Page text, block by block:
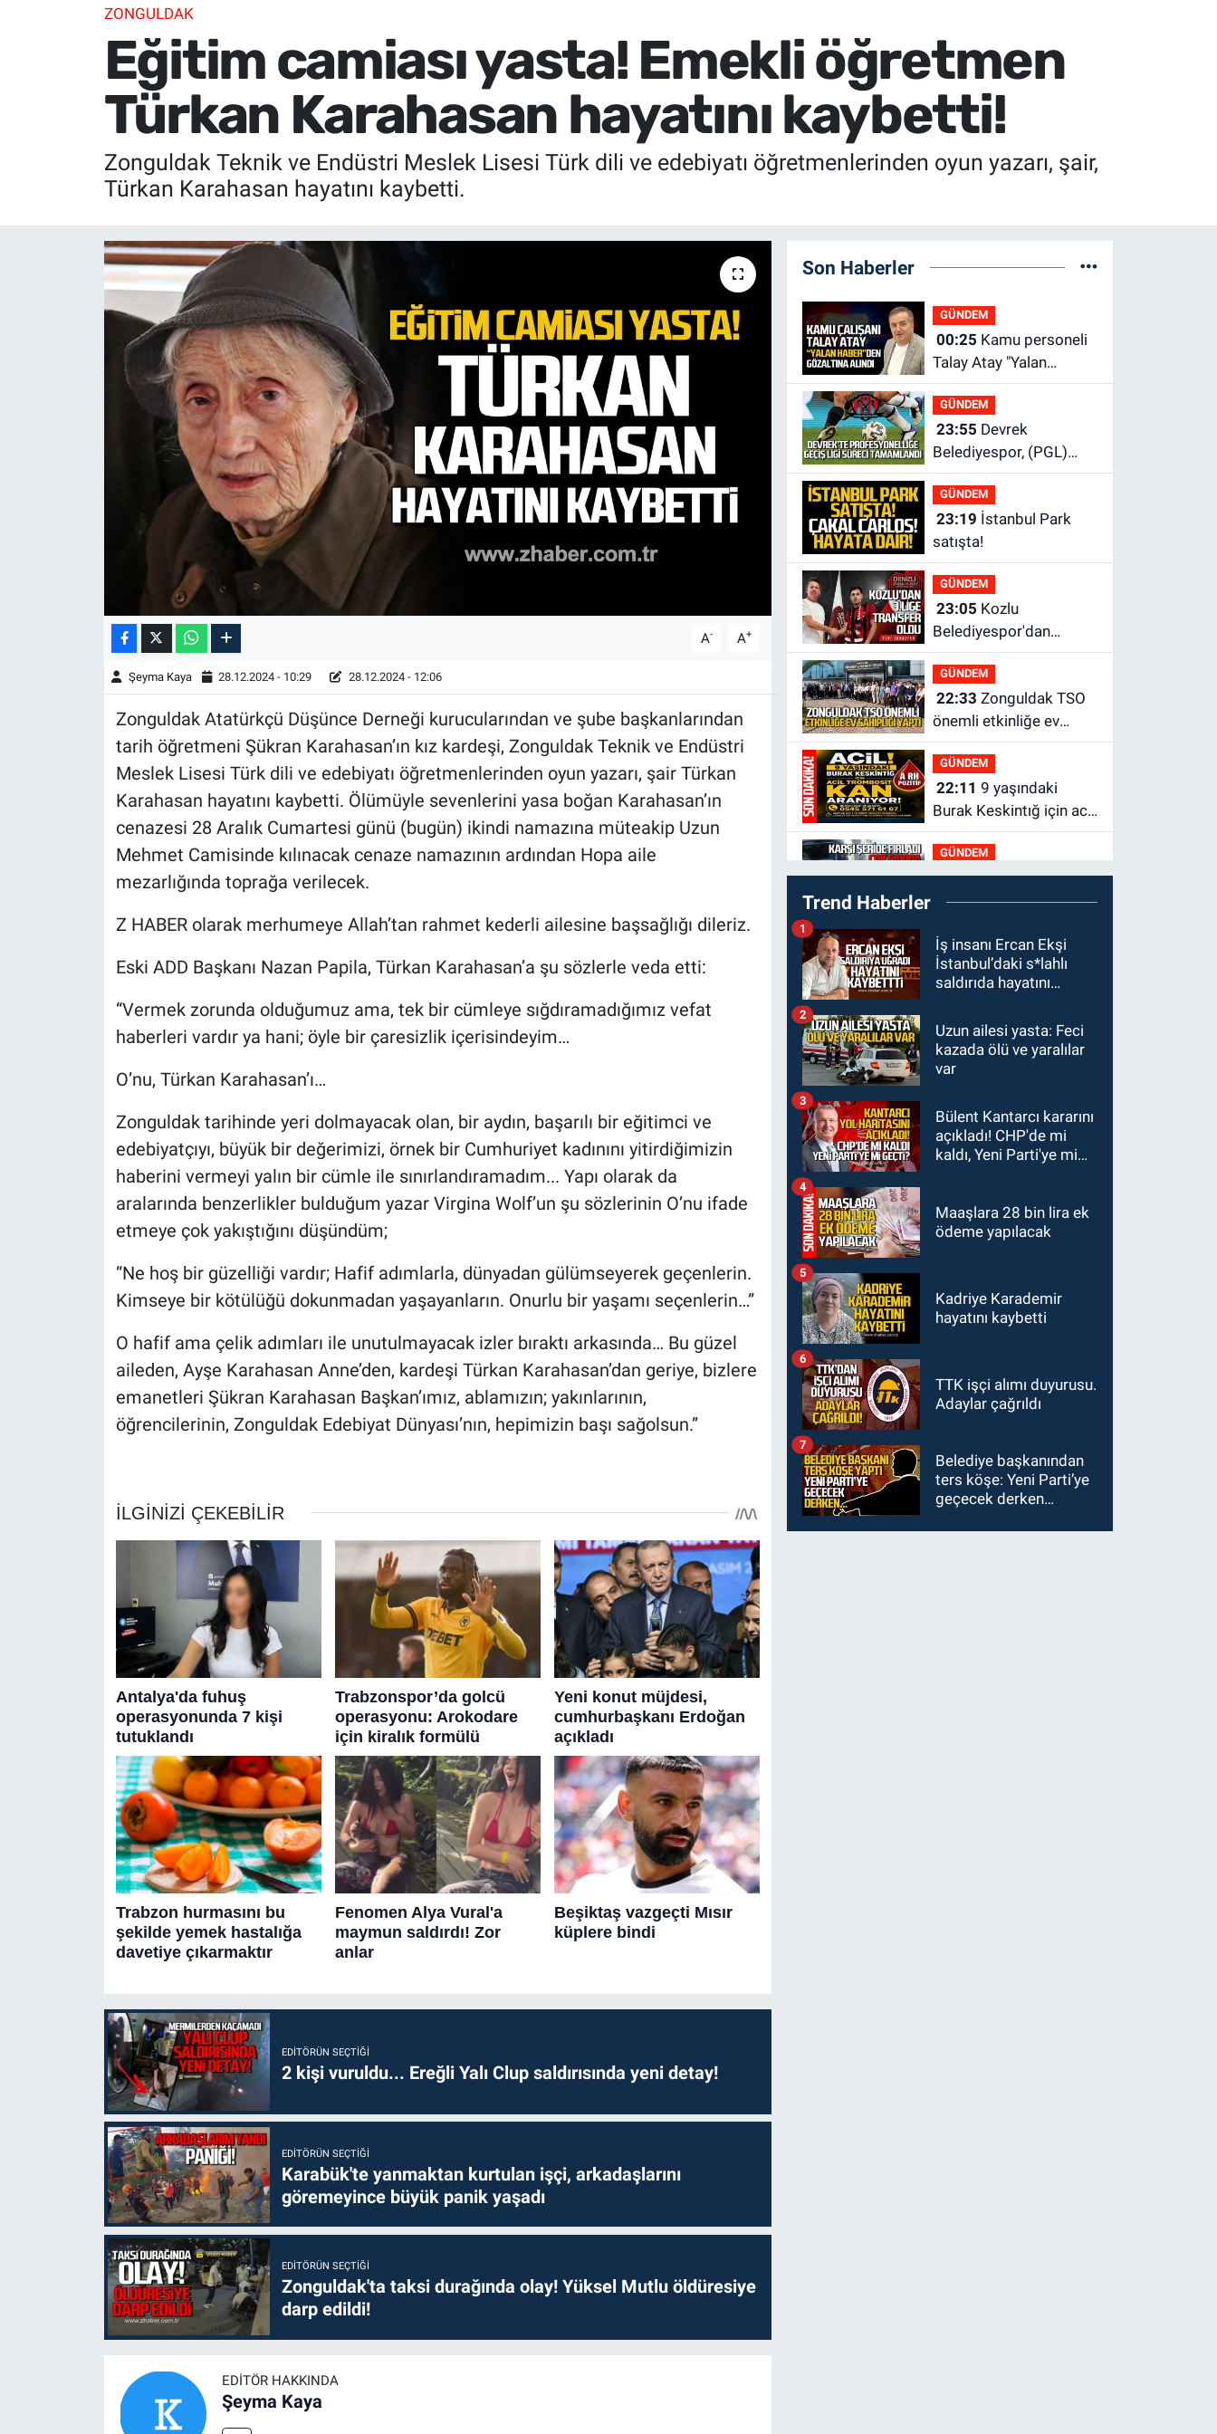
ZONGULDAK
Eğitim camiası yasta! Emekli öğretmen
Türkan Karahasan hayatını kaybetti!
Zonguldak Teknik ve Endüstri Meslek Lisesi Türk dili ve edebiyatı öğretmenlerinden oyun yazarı, şair,
Türkan Karahasan hayatını kaybetti.
A- A+
Şeyma Kaya 28.12.2024 - 10:29 28.12.2024 - 12:06
Zonguldak Atatürkçü Düşünce Derneği kurucularından ve şube başkanlarından
tarih öğretmeni Şükran Karahasan’ın kız kardeşi, Zonguldak Teknik ve Endüstri
Meslek Lisesi Türk dili ve edebiyatı öğretmenlerinden oyun yazarı, şair Türkan
Karahasan hayatını kaybetti. Ölümüyle sevenlerini yasa boğan Karahasan’ın
cenazesi 28 Aralık Cumartesi günü (bugün) ikindi namazına müteakip Uzun
Mehmet Camisinde kılınacak cenaze namazının ardından Hopa aile
mezarlığında toprağa verilecek.
Z HABER olarak merhumeye Allah’tan rahmet kederli ailesine başsağlığı dileriz.
Eski ADD Başkanı Nazan Papila, Türkan Karahasan’a şu sözlerle veda etti:
“Vermek zorunda olduğumuz ama, tek bir cümleye sığdıramadığımız vefat
haberleri vardır ya hani; öyle bir çaresizlik içerisindeyim…
O’nu, Türkan Karahasan’ı…
Zonguldak tarihinde yeri dolmayacak olan, bir aydın, başarılı bir eğitimci ve
edebiyatçıyı, büyük bir değerimizi, örnek bir Cumhuriyet kadınını yitirdiğimizin
haberini vermeyi yalın bir cümle ile sınırlandıramadım... Yapı olarak da
aralarında benzerlikler bulduğum yazar Virgina Wolf’un şu sözlerinin O’nu ifade
etmeye çok yakıştığını düşündüm;
“Ne hoş bir güzelliği vardır; Hafif adımlarla, dünyadan gülümseyerek geçenlerin.
Kimseye bir kötülüğü dokunmadan yaşayanların. Onurlu bir yaşamı seçenlerin…”
O hafif ama çelik adımları ile unutulmayacak izler bıraktı arkasında… Bu güzel
aileden, Ayşe Karahasan Anne’den, kardeşi Türkan Karahasan’dan geriye, bizlere
emanetleri Şükran Karahasan Başkan’ımız, ablamızın; yakınlarının,
öğrencilerinin, Zonguldak Edebiyat Dünyası’nın, hepimizin başı sağolsun.”
EDITÖRÜN SEÇTIĞI
2 kişi vuruldu... Ereğli Yalı Clup saldırısında yeni detay!
EDITÖRÜN SEÇTIĞI
Karabük'te yanmaktan kurtulan işçi, arkadaşlarını
göremeyince büyük panik yaşadı
EDITÖRÜN SEÇTIĞI
Zonguldak'ta taksi durağında olay! Yüksel Mutlu öldüresiye
darp edildi!
EDITÖR HAKKINDA
Şeyma Kaya
Son Haberler
GÜNDEM
00:25
Talay Atay "Yalan
Haber"den gözaltına
alındı
GÜNDEM
23:55
Belediyespor, (PGL)
sürecini resmi olarak
tamamladı
GÜNDEM
23:19
satışta!
GÜNDEM
23:05
Belediyespor'dan
3.Lig'e transfer oldu
GÜNDEM
22:33
önemli etkinliğe ev
sahipliği yaptı
GÜNDEM
22:11
Burak Keskintığ için acil
Trombosit Arh (+) kana
ihtiyaç var
GÜNDEM
21:50Yoldan çıktı karşı
şeride fırladı: Çok
GÜNDEM
21:38Ercüment
Ünal'dan acık haber
dayanamadı
GÜNDEM
21:12Yönetim kulübü
önce borç batağına
görevden kaçtığını
resmen açıkladı
GÜNDEM
20:56Otomobilin
çarptığı yaşlı adam
Trend Haberler
İş insanı Ercan Ekşi
İstanbul’daki s*lahlı
saldırıda hayatını
1
Uzun ailesi yasta: Feci
kazada ölü ve yaralılar
var
2
Bülent Kantarcı kararını
açıkladı! CHP'de mi
kaldı, Yeni Parti'ye mi
3
Maaşlara 28 bin lira ek
ödeme yapılacak
4
Kadriye Karademir
hayatını kaybetti
5
TTK işçi alımı duyurusu.
Adaylar çağrıldı
6
Belediye başkanından
ters köşe: Yeni Parti’ye
geçecek derken…
7